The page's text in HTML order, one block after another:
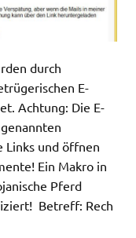
durch
E-
Achtung: Die E-
Links und öffnen
Ein Makro in
Pferd
Betreff: Rech